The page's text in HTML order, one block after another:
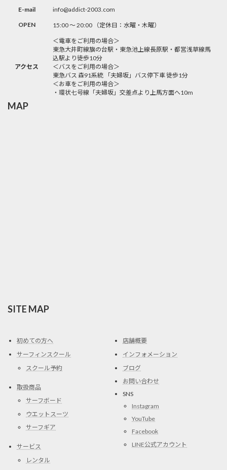
E-mail
info@addict-2003.com
OPEN
15:00 〜 20:00 （定休日：水曜・木曜）
アクセス
＜電車をご利用の場合＞
東急大井町線旗の台駅・東急池上線長原駅・都営浅草線馬
込駅より徒歩10分
＜バスをご利用の場合＞
東急バス 森91系統 「夫婦坂」バス停下車 徒歩1分
＜お車をご利用の場合＞
・環状七号線「夫婦坂」交差点より上馬方面へ10m
MAP
SITE MAP
初めての方へ
サーフィンスクール
スクール予約
取扱商品
サーフボード
ウエットスーツ
サーフギア
サービス
レンタル
店舗概要
インフォメーション
ブログ
お問い合わせ
SNS
Instagram
YouTube
Facebook
LINE公式アカウント